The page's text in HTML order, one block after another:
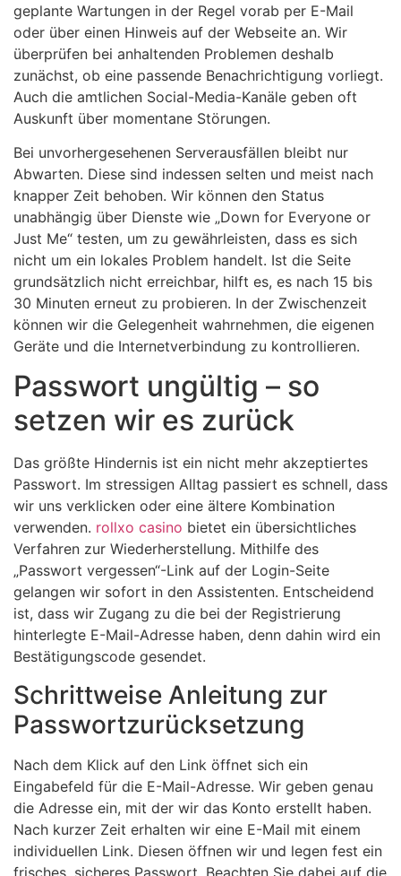
geplante Wartungen in der Regel vorab per E-Mail
oder über einen Hinweis auf der Webseite an. Wir
überprüfen bei anhaltenden Problemen deshalb
zunächst, ob eine passende Benachrichtigung vorliegt.
Auch die amtlichen Social-Media-Kanäle geben oft
Auskunft über momentane Störungen.
Bei unvorhergesehenen Serverausfällen bleibt nur
Abwarten. Diese sind indessen selten und meist nach
knapper Zeit behoben. Wir können den Status
unabhängig über Dienste wie „Down for Everyone or
Just Me“ testen, um zu gewährleisten, dass es sich
nicht um ein lokales Problem handelt. Ist die Seite
grundsätzlich nicht erreichbar, hilft es, es nach 15 bis
30 Minuten erneut zu probieren. In der Zwischenzeit
können wir die Gelegenheit wahrnehmen, die eigenen
Geräte und die Internetverbindung zu kontrollieren.
Passwort ungültig – so
setzen wir es zurück
Das größte Hindernis ist ein nicht mehr akzeptiertes
Passwort. Im stressigen Alltag passiert es schnell, dass
wir uns verklicken oder eine ältere Kombination
verwenden. rollxo casino bietet ein übersichtliches
Verfahren zur Wiederherstellung. Mithilfe des
„Passwort vergessen“-Link auf der Login-Seite
gelangen wir sofort in den Assistenten. Entscheidend
ist, dass wir Zugang zu die bei der Registrierung
hinterlegte E-Mail-Adresse haben, denn dahin wird ein
Bestätigungscode gesendet.
Schrittweise Anleitung zur
Passwortzurücksetzung
Nach dem Klick auf den Link öffnet sich ein
Eingabefeld für die E-Mail-Adresse. Wir geben genau
die Adresse ein, mit der wir das Konto erstellt haben.
Nach kurzer Zeit erhalten wir eine E-Mail mit einem
individuellen Link. Diesen öffnen wir und legen fest ein
frisches, sicheres Passwort. Beachten Sie dabei auf die